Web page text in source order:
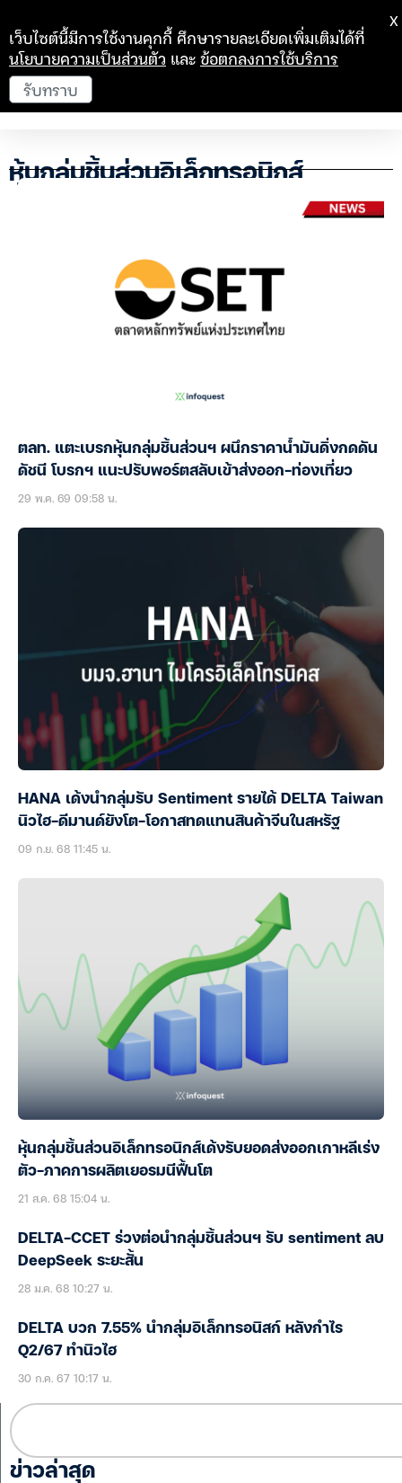
หุ้นกลุ่มชิ้นส่วนอิเล็กทรอนิกส์
ตลท. แตะเบรกหุ้นกลุ่มชิ้นส่วนฯ ผนึกราคาน้ำมันดิ่งกดดัน
ดัชนี โบรกฯ แนะปรับพอร์ตสลับเข้าส่งออก-ท่องเที่ยว
29 พ.ค. 69 09:58 น.
HANA เด้งนำกลุ่มรับ Sentiment รายได้ DELTA Taiwan
นิวไฮ-ดีมานด์ยังโต-โอกาสทดแทนสินค้าจีนในสหรัฐ
09 ก.ย. 68 11:45 น.
หุ้นกลุ่มชิ้นส่วนอิเล็กทรอนิกส์เด้งรับยอดส่งออกเกาหลีเร่ง
ตัว-ภาคการผลิตเยอรมนีฟื้นโต
21 ส.ค. 68 15:04 น.
DELTA-CCET ร่วงต่อนำกลุ่มชิ้นส่วนฯ รับ sentiment ลบ
DeepSeek ระยะสั้น
28 ม.ค. 68 10:27 น.
DELTA บวก 7.55% นำกลุ่มอิเล็กทรอนิสก์ หลังกำไร
Q2/67 ทำนิวไฮ
30 ก.ค. 67 10:17 น.
ข่าวล่าสุด
เว็บไซต์นี้มีการใช้งานคุกกี้ ศึกษารายละเอียดเพิ่มเติมได้ที่
นโยบายความเป็นส่วนตัว และข้อตกลงการใช้บริการ
รับทราบ
X